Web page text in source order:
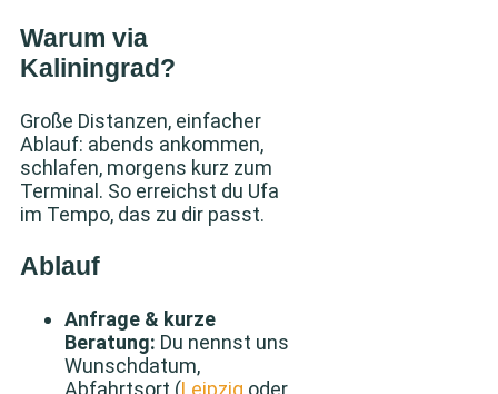
Warum via
Kaliningrad?
Große Distanzen, einfacher
Ablauf: abends ankommen,
schlafen, morgens kurz zum
Terminal. So erreichst du Ufa
im Tempo, das zu dir passt.
Ablauf
Anfrage & kurze
Beratung: Du nennst uns
Wunschdatum,
Abfahrtsort (Leipzig oder